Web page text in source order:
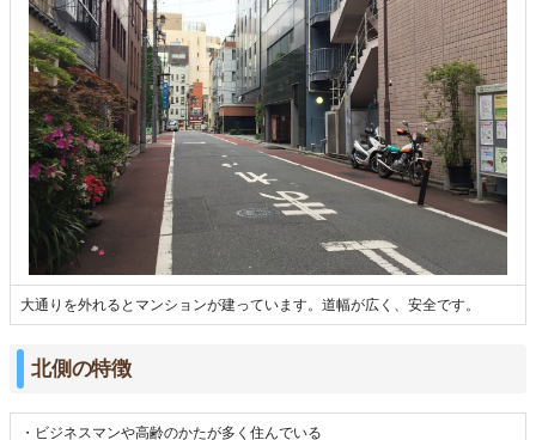
大通りを外れるとマンションが建っています。道幅が広く、安全です。
北側の特徴
・ビジネスマンや高齢のかたが多く住んでいる